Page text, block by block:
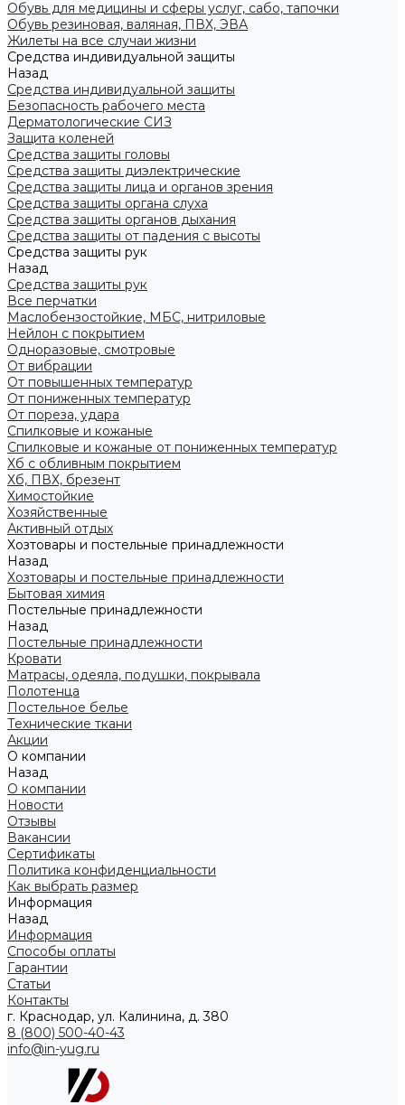
Обувь для медицины и сферы услуг, сабо, тапочки
Обувь резиновая, валяная, ПВХ, ЭВА
Жилеты на все случаи жизни
Средства индивидуальной защиты
Назад
Средства индивидуальной защиты
Безопасность рабочего места
Дерматологические СИЗ
Защита коленей
Средства защиты головы
Средства защиты диэлектрические
Средства защиты лица и органов зрения
Средства защиты органа слуха
Средства защиты органов дыхания
Средства защиты от падения с высоты
Средства защиты рук
Назад
Средства защиты рук
Все перчатки
Маслобензостойкие, МБС, нитриловые
Нейлон с покрытием
Одноразовые, смотровые
От вибрации
От повышенных температур
От пониженных температур
От пореза, удара
Спилковые и кожаные
Спилковые и кожаные от пониженных температур
Хб с обливным покрытием
Хб, ПВХ, брезент
Химостойкие
Хозяйственные
Активный отдых
Хозтовары и постельные принадлежности
Назад
Хозтовары и постельные принадлежности
Бытовая химия
Постельные принадлежности
Назад
Постельные принадлежности
Кровати
Матрасы, одеяла, подушки, покрывала
Полотенца
Постельное белье
Технические ткани
Акции
О компании
Назад
О компании
Новости
Отзывы
Вакансии
Сертификаты
Политика конфиденциальности
Как выбрать размер
Информация
Назад
Информация
Способы оплаты
Гарантии
Статьи
Контакты
г. Краснодар, ул. Калинина, д. 380
8 (800) 500-40-43
info@in-yug.ru